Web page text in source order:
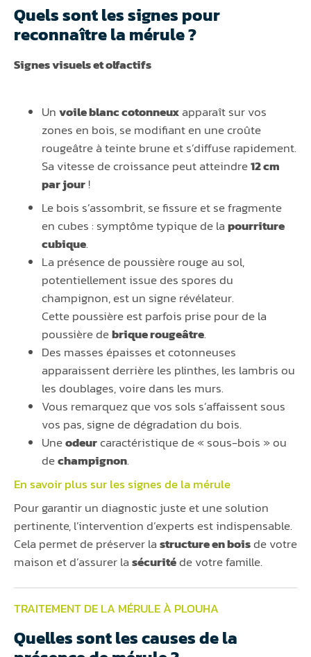
Quels sont les signes pour
reconnaître la mérule ?
Signes visuels et olfactifs
Unvoile blanc cotonneuxapparaît sur vos
zones en bois, se modifiant en une croûte
rougeâtre à teinte brune et s’diffuse rapidement.
Sa vitesse de croissance peut atteindre12 cm
par jour!
Le bois s’assombrit, se fissure et se fragmente
en cubes : symptôme typique de lapourriture
cubique.
La présence de poussière rouge au sol,
potentiellement issue des spores du
champignon, est un signe révélateur.
Cette poussière est parfois prise pour de la
poussière debrique rougeâtre.
Des masses épaisses et cotonneuses
apparaissent derrière les plinthes, les lambris ou
les doublages, voire dans les murs.
Vous remarquez que vos sols s’affaissent sous
vos pas, signe de dégradation du bois.
Uneodeurcaractéristique de « sous-bois » ou
dechampignon.
En savoir plus sur les signes de lamérule
Pour garantir un diagnostic juste et une solution
pertinente, l’intervention d’experts est indispensable.
Cela permet de préserver lastructure en boisde votre
maison et d’assurer lasécuritéde votre famille.
TRAITEMENT DE LA MÉRULE À PLOUHA
Quelles sont les causes de la